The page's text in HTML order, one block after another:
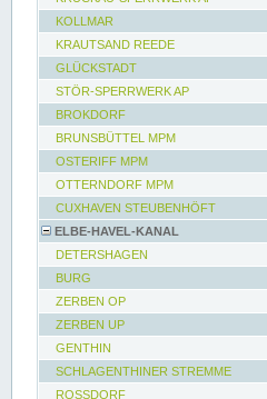
KOLLMAR
KRAUTSAND REEDE
GLÜCKSTADT
STÖR-SPERRWERK AP
BROKDORF
BRUNSBÜTTEL MPM
OSTERIFF MPM
OTTERNDORF MPM
CUXHAVEN STEUBENHÖFT
ELBE-HAVEL-KANAL
DETERSHAGEN
BURG
ZERBEN OP
ZERBEN UP
GENTHIN
SCHLAGENTHINER STREMME
ROSSDORF